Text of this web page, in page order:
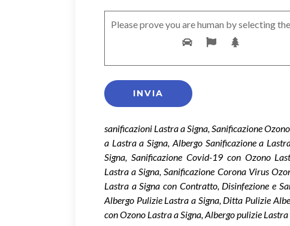
Please prove you are human by selecting the
sanificazioni Lastra a Signa, Sanificazione
a Lastra a Signa, Albergo Sanificazione a
Signa, Sanificazione Covid-19 con Ozono
Lastra a Signa, Sanificazione Corona Virus
Lastra a Signa con Contratto, Disinfezione e
Albergo Pulizie Lastra a Signa, Ditta Pulizie
con Ozono Lastra a Signa, Albergo pulizie Lastra